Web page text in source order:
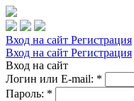
Вход на сайт Регистрация
Вход на сайт Регистрация
Вход на сайт
Логин или E-mail: *
Пароль: *